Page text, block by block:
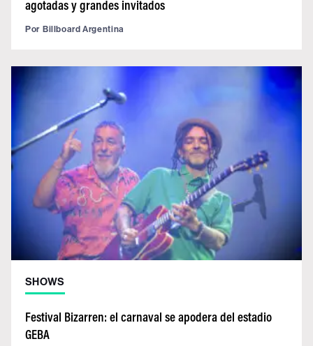
agotadas y grandes invitados
Por Billboard Argentina
SHOWS
Festival Bizarren: el carnaval se apodera del estadio
GEBA